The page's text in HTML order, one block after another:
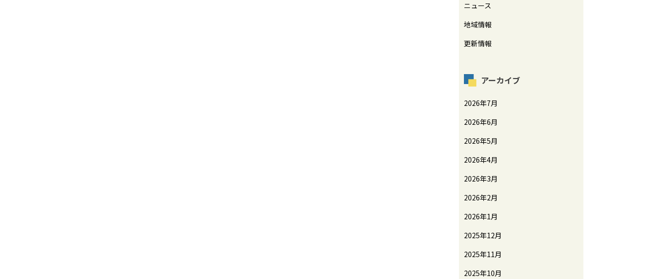
ニュース
地域情報
更新情報
アーカイブ
2026年7月
2026年6月
2026年5月
2026年4月
2026年3月
2026年2月
2026年1月
2025年12月
2025年11月
2025年10月